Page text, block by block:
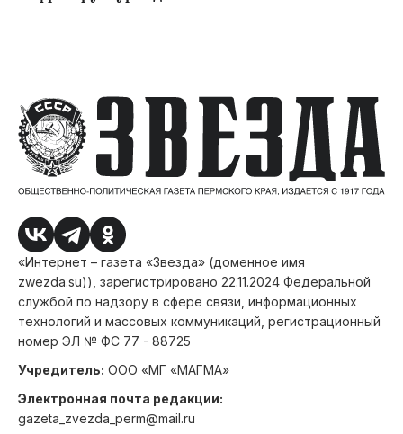
«Интернет – газета «Звезда» (доменное имя
zwezda.su)), зарегистрировано 22.11.2024 Федеральной
службой по надзору в сфере связи, информационных
технологий и массовых коммуникаций, регистрационный
номер ЭЛ № ФС 77 - 88725
Учредитель: ООО «МГ «МАГМА»
Электронная почта редакции:
gazeta_zvezda_perm@mail.ru